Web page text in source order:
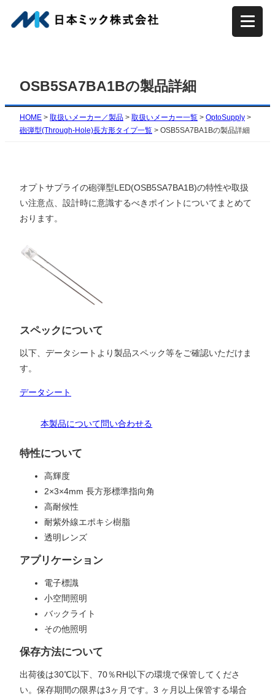
容
プ
OSB5SA7BA1Bの製品詳細
HOME > 取扱いメーカー／製品 > 取扱いメーカー一覧 > OptoSupply >
砲弾型(Through-Hole)長方形タイプ一覧 > OSB5SA7BA1Bの製品詳細
オプトサプライの砲弾型LED(OSB5SA7BA1B)の特性や取扱
い注意点、設計時に意識するべきポイントについてまとめて
おります。
スペックについて
以下、データシートより製品スペック等をご確認いただけま
す。
データシート
本製品について問い合わせる
特性について
高輝度
2×3×4mm 長方形標準指向角
高耐候性
耐紫外線エポキシ樹脂
透明レンズ
アプリケーション
電子標識
小空間照明
バックライト
その他照明
保存方法について
出荷後は30℃以下、70％RH以下の環境で保管してくださ
い。保存期間の限界は3ヶ月です。3 ヶ月以上保管する場合